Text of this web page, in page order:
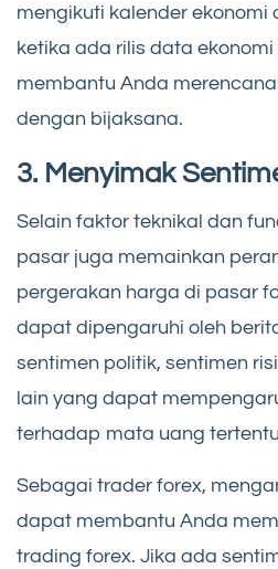
mengikuti kalender ekonomi
ketika ada rilis data
membantu Anda
dengan bijaksana.
3. Menyimak
Selain faktor teknikal dan
pasar juga memainkan
pergerakan harga di pasar
dapat dipengaruhi oleh
sentimen politik, sentimen
lain yang dapat
terhadap mata uang
Sebagai trader forex,
dapat membantu Anda
trading forex. Jika ada